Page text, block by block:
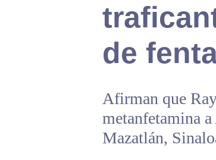
de
Afirman que
metanfetamina
Mazatlán,